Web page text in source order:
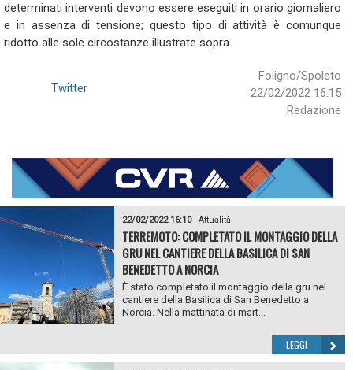
determinati interventi devono essere eseguiti in orario giornaliero
e in assenza di tensione; questo tipo di attività è comunque
ridotto alle sole circostanze illustrate sopra.
Foligno/Spoleto
22/02/2022 16:15
Redazione
Twitter
22/02/2022 16:10| Attualità
TERREMOTO: COMPLETATO IL MONTAGGIO DELLA
GRU NEL CANTIERE DELLA BASILICA DI SAN
BENEDETTO A NORCIA
È stato completato il montaggio della gru nel
cantiere della Basilica di San Benedetto a
Norcia. Nella mattinata di mart...
LEGGI